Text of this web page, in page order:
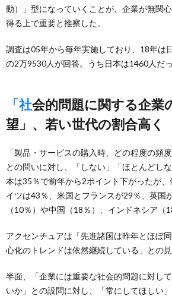
動）」型になっていくことが、企業が無関
得る上で重要と推察した。
調査は05年から毎年実施しており、18年は
の2万9530人が回答。うち日本は1460人だっ
「社会的問題に関する企業の言動に失
望」、若い世代の割合高く
「製品・サービスの購入時、どの程度の頻
との問いに対し、「しない」「ほとんどし
本は35％で前年から2ポイント下がったが
イツは43％、米国とフランスが29％、英国
（10％）や中国（18％）、インドネシア（
アクセンチュアは「先進諸国は昨年とほぼ
心化のトレンドは依然継続している」との見
半面、「企業には重要な社会的問題に対し
いか」との設問に対し、「常にしてほしい